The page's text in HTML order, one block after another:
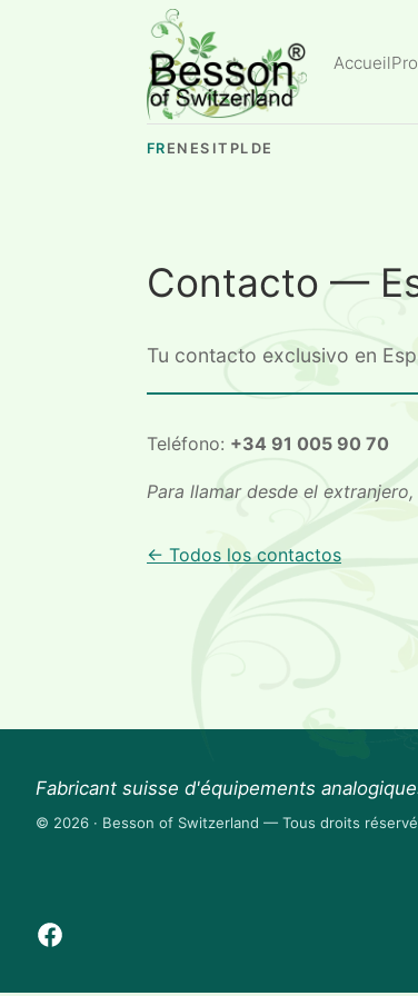
Accueil
FR EN ES IT PL DE
Contacto —
Tu contacto exclusivo en
Teléfono: +34 91 005 90 70
Para llamar desde el
← Todos los contactos
Fabricant suisse d'équipements
© 2026 · Besson of Switzerland — Tous droits